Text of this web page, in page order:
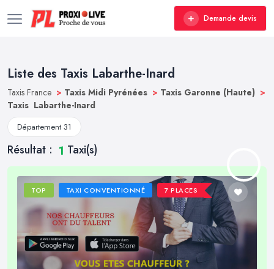
Demande devis
Liste des Taxis Labarthe-Inard
Taxis France > Taxis Midi Pyrénées > Taxis Garonne (Haute) >
Taxis Labarthe-Inard
Département 31
Résultat : 1 Taxi(s)
TOP TAXI CONVENTIONNÉ 7 PLACES